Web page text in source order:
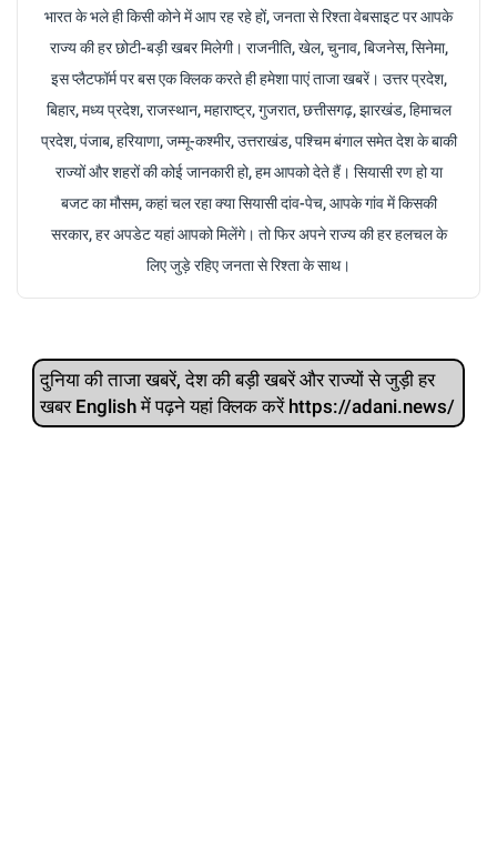
भारत के भले ही किसी कोने में आप रह रहे हों, जनता से रिश्ता वेबसाइट पर आपके
राज्य की हर छोटी-बड़ी खबर मिलेगी। राजनीति, खेल, चुनाव, बिजनेस, सिनेमा,
इस प्लैटफॉर्म पर बस एक क्लिक करते ही हमेशा पाएं ताजा खबरें। उत्तर प्रदेश,
बिहार, मध्य प्रदेश, राजस्थान, महाराष्ट्र, गुजरात, छत्तीसगढ़, झारखंड, हिमाचल
प्रदेश, पंजाब, हरियाणा, जम्मू-कश्मीर, उत्तराखंड, पश्चिम बंगाल समेत देश के बाकी
राज्यों और शहरों की कोई जानकारी हो, हम आपको देते हैं। सियासी रण हो या
बजट का मौसम, कहां चल रहा क्या सियासी दांव-पेच, आपके गांव में किसकी
सरकार, हर अपडेट यहां आपको मिलेंगे। तो फिर अपने राज्य की हर हलचल के
लिए जुड़े रहिए जनता से रिश्ता के साथ।
दुनिया की ताजा खबरें, देश की बड़ी खबरें और राज्‍यों से जुड़ी हर
खबर English में पढ़ने यहां क्लिक करें https://adani.news/